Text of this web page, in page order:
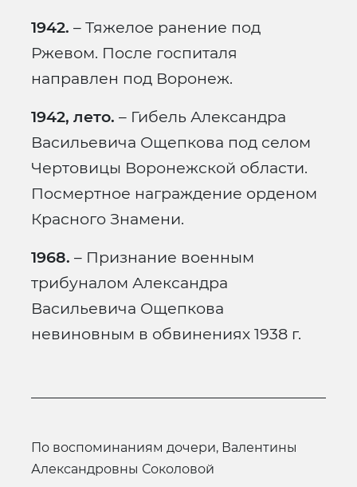
1942. – Тяжелое ранение под
Ржевом. После госпиталя
направлен под Воронеж.
1942, лето. – Гибель Александра
Васильевича Ощепкова под селом
Чертовицы Воронежской области.
Посмертное награждение орденом
Красного Знамени.
1968. – Признание военным
трибуналом Александра
Васильевича Ощепкова
невиновным в обвинениях 1938 г.
по воспоминаниям дочери, Валентины
Александровны Соколовой